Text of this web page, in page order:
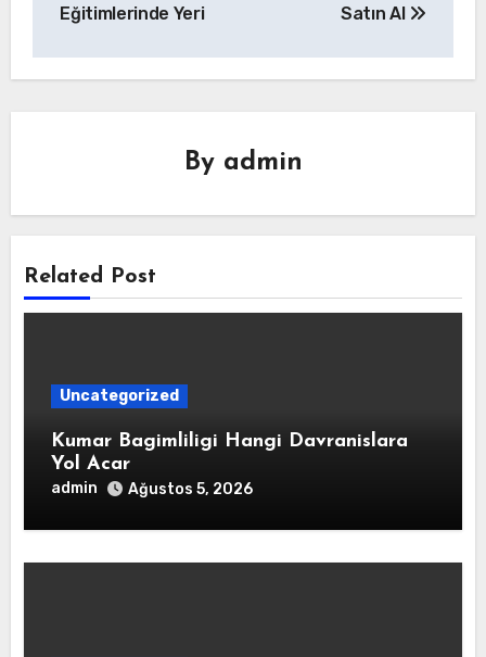
Eğitimlerinde Yeri Satın Al
By admin
Related Post
Uncategorized
Kumar Bagimliligi Hangi Davranislara
Yol Acar
admin Ağustos 5, 2026